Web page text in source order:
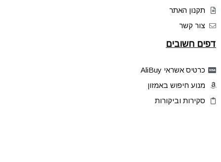
תקנון האתר
צור קשר
דפים חשובים
כרטיס אשראי AliBuy
מנוע חיפוש באמזון
סקירות וביקורות